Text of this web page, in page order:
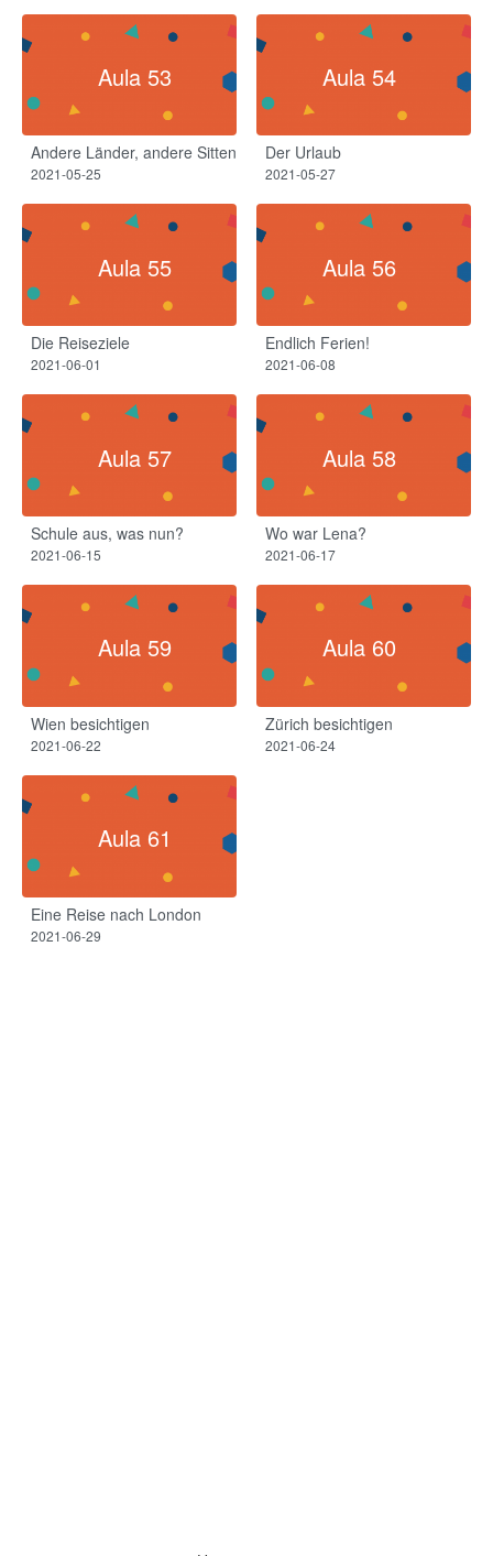
Aula 53
Andere Länder, andere Sitten
2021-05-25
Aula 54
Der Urlaub
2021-05-27
Aula 55
Die Reiseziele
2021-06-01
Aula 56
Endlich Ferien!
2021-06-08
Aula 57
Schule aus, was nun?
2021-06-15
Aula 58
Wo war Lena?
2021-06-17
Aula 59
Wien besichtigen
2021-06-22
Aula 60
Zürich besichtigen
2021-06-24
Aula 61
Eine Reise nach London
2021-06-29